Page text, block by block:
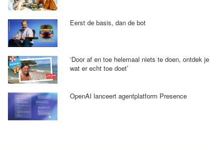
Eerst de basis, dan de bot
‘Door af en toe helemaal niets te doen, ontdek je
wat er echt toe doet’
OpenAI lanceert agentplatform Presence